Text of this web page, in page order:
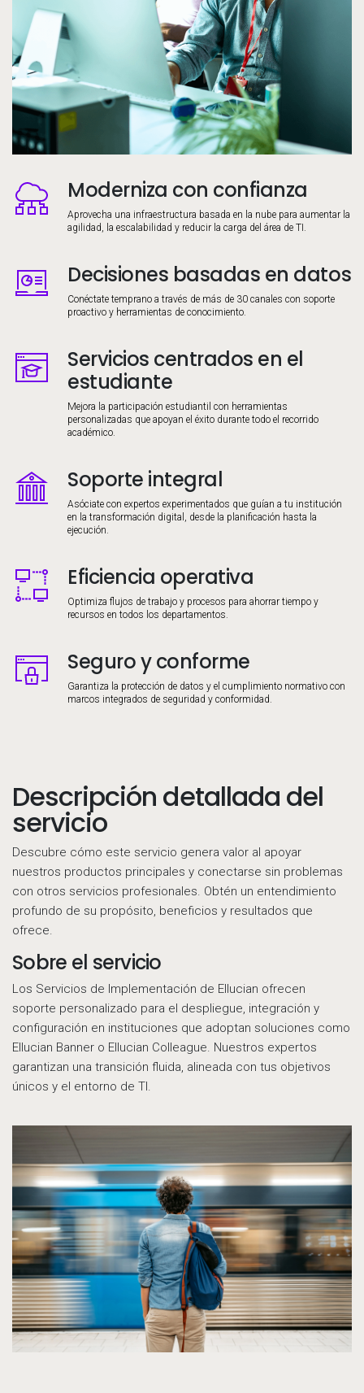
Image Moderniza con confianza
Aprovecha una infraestructura basada en la nube para aumentar la
agilidad, la escalabilidad y reducir la carga del área de TI.
Image Decisiones basadas en datos
Conéctate temprano a través de más de 30 canales con soporte
proactivo y herramientas de conocimiento.
Image
Servicios centrados en el
estudiante
Mejora la participación estudiantil con herramientas
personalizadas que apoyan el éxito durante todo el recorrido
académico.
Image Soporte integral
Asóciate con expertos experimentados que guían a tu institución
en la transformación digital, desde la planificación hasta la
ejecución.
Image Eficiencia operativa
Optimiza flujos de trabajo y procesos para ahorrar tiempo y
recursos en todos los departamentos.
Image Seguro y conforme
Garantiza la protección de datos y el cumplimiento normativo con
marcos integrados de seguridad y conformidad.
Descripción detallada del
servicio
Descubre cómo este servicio genera valor al apoyar
nuestros productos principales y conectarse sin problemas
con otros servicios profesionales. Obtén un entendimiento
profundo de su propósito, beneficios y resultados que
ofrece.
Sobre el servicio
Los Servicios de Implementación de Ellucian ofrecen
soporte personalizado para el despliegue, integración y
configuración en instituciones que adoptan soluciones como
Ellucian Banner o Ellucian Colleague. Nuestros expertos
garantizan una transición fluida, alineada con tus objetivos
únicos y el entorno de TI.